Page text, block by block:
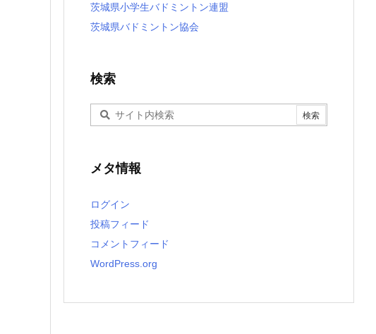
茨城県小学生バドミントン連盟
茨城県バドミントン協会
検索
メタ情報
ログイン
投稿フィード
コメントフィード
WordPress.org